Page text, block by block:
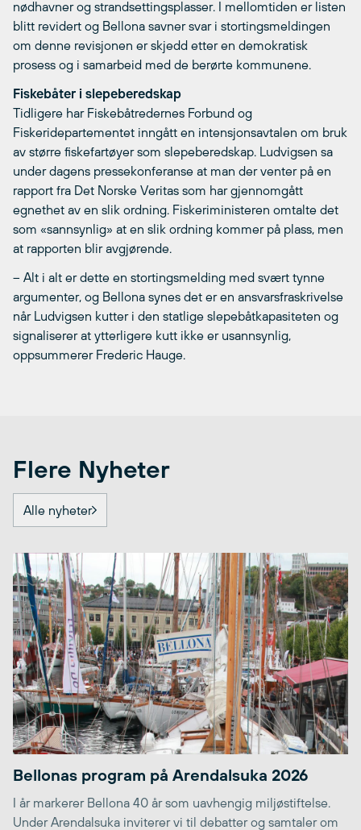
nødhavner og strandsettingsplasser. I mellomtiden er listen
blitt revidert og Bellona savner svar i stortingsmeldingen
om denne revisjonen er skjedd etter en demokratisk
prosess og i samarbeid med de berørte kommunene.
Fiskebåter i slepeberedskap
Tidligere har Fiskebåtredernes Forbund og
Fiskeridepartementet inngått en intensjonsavtalen om bruk
av større fiskefartøyer som slepeberedskap. Ludvigsen sa
under dagens pressekonferanse at man der venter på en
rapport fra Det Norske Veritas som har gjennomgått
egnethet av en slik ordning. Fiskeriministeren omtalte det
som «sannsynlig» at en slik ordning kommer på plass, men
at rapporten blir avgjørende.
– Alt i alt er dette en stortingsmelding med svært tynne
argumenter, og Bellona synes det er en ansvarsfraskrivelse
når Ludvigsen kutter i den statlige slepebåtkapasiteten og
signaliserer at ytterligere kutt ikke er usannsynlig,
oppsummerer Frederic Hauge.
Flere Nyheter
Alle nyheter
Bellonas program på Arendalsuka 2026
I år markerer Bellona 40 år som uavhengig miljøstiftelse.
Under Arendalsuka inviterer vi til debatter og samtaler om